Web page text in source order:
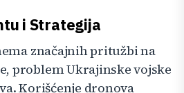
i Strategija
značajnih pritužbi na
problem Ukrajinske vojske
Korišćenje dronova